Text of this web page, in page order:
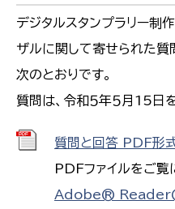
デジタルスタンプラリー制
ザルに関して寄せられた質
次のとおりです。
質問は、令和５年５月15日
質問と回答 PDF形
PDFファイルをご覧
Adobe®